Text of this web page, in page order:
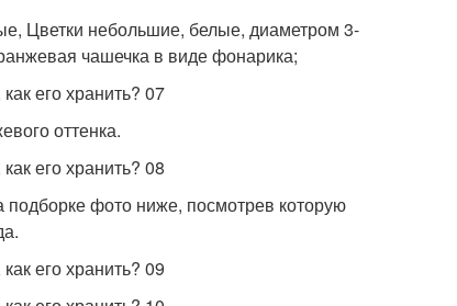
Цветки небольшие, белые, диаметром 3-
чашечка в виде фонарика;
оттенка.
подборке фото ниже, посмотрев которую